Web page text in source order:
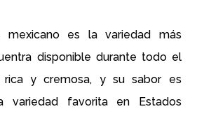
mexicano es la variedad más
disponible durante todo el
y cremosa, y su sabor es
variedad favorita en Estados